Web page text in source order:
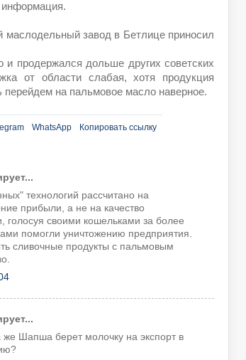
информация.
маслодельный завод в Бетлице приносил
продержался дольше других советских
от области слабая, хотя продукция
перейдем на пальмовое масло наверное.
WhatsApp Копировать ссылку
технологий рассчитано на
прибыли, а не на качество
голосуя своими кошельками за более
помогли уничтожению предприятия.
сливочные продукты с пальмовым
же Шапша берет молочку на экспорт в